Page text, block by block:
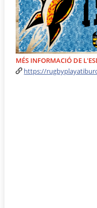
MÉS INFORMACIÓ DE
https://